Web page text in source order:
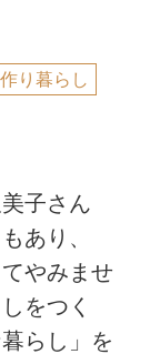
り暮らし
子さん
あり、
やみませ
をつく
らし」を